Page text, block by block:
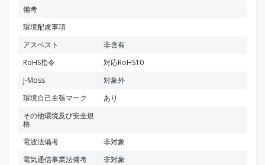
備考
環境配慮事項
アスベスト
非含有
RoHS指令
対応RoHS10
J-Moss
対象外
環境自己主張マーク
あり
その他環境及び安全規
格
電波法備考
非対象
電気通信事業法備考
非対象